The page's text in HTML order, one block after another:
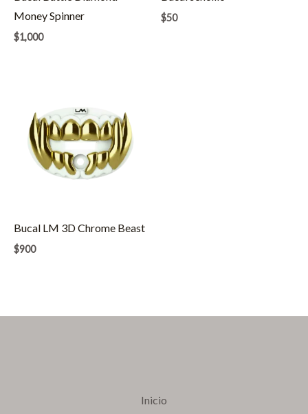
Money Spinner
$1,000
$50
Bucal LM 3D Chrome Beast
$900
Inicio